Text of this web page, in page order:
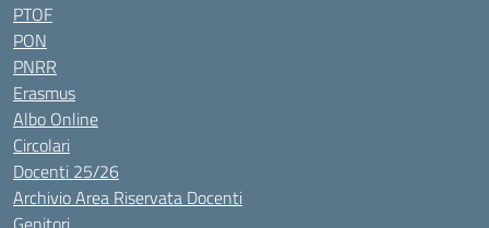
PTOF
PON
PNRR
Erasmus
Albo Online
Circolari
Docenti 25/26
Archivio Area Riservata Docenti